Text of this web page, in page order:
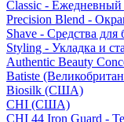
Classic - Ежедневный
Precision Blend -
Shave - Средства для
Styling - Укладка и
Authentic Beauty
Batiste
Biosilk (США)
CHI (США)
CHI 44 Iron Guard -